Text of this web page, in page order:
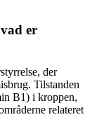
er
der
Tilstanden
B1) i kroppen,
relateret